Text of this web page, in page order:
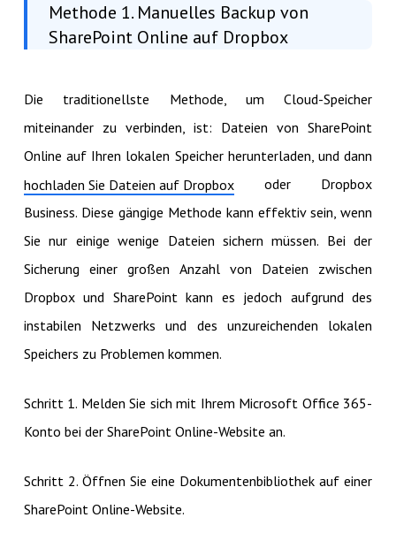
Methode 1. Manuelles Backup von
SharePoint Online auf Dropbox
Die traditionellste Methode, um Cloud-Speicher
miteinander zu verbinden, ist: Dateien von SharePoint
Online auf Ihren lokalen Speicher herunterladen, und dann
hochladen Sie Dateien auf Dropboxoder Dropbox
Business. Diese gängige Methode kann effektiv sein, wenn
Sie nur einige wenige Dateien sichern müssen. Bei der
Sicherung einer großen Anzahl von Dateien zwischen
Dropbox und SharePoint kann es jedoch aufgrund des
instabilen Netzwerks und des unzureichenden lokalen
Speichers zu Problemen kommen.
Schritt 1. Melden Sie sich mit Ihrem Microsoft Office 365-
Konto bei der SharePoint Online-Website an.
Schritt 2. Öffnen Sie eine Dokumentenbibliothek auf einer
SharePoint Online-Website.